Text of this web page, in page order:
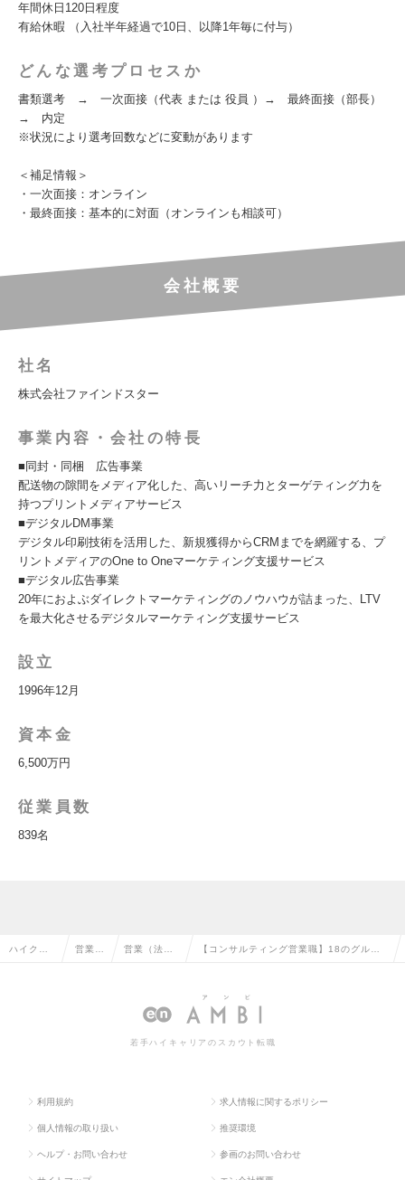
年間休日120日程度
有給休暇 （入社半年経過で10日、以降1年毎に付与）
どんな選考プロセスか
書類選考 → 一次面接（代表 または 役員 ）→ 最終面接（部長）
→ 内定
※状況により選考回数などに変動があります
＜補足情報＞
・一次面接：オンライン
・最終面接：基本的に対面（オンラインも相談可）
会社概要
社名
株式会社ファインドスター
事業内容・会社の特長
■同封・同梱 広告事業
配送物の隙間をメディア化した、高いリーチ力とターゲティング力を
持つプリントメディアサービス
■デジタルDM事業
デジタル印刷技術を活用した、新規獲得からCRMまでを網羅する、プ
リントメディアのOne to Oneマーケティング支援サービス
■デジタル広告事業
20年におよぶダイレクトマーケティングのノウハウが詰まった、LTV
を最大化させるデジタルマーケティング支援サービス
設立
1996年12月
資本金
6,500万円
従業員数
839名
ハイクラ 営業系 営業（法人 【コンサルティング営業職】18のグルー
若手ハイキャリアのスカウト転職
利用規約 求人情報に関するポリシー
個人情報の取り扱い 推奨環境
ヘルプ・お問い合わせ 参画のお問い合わせ